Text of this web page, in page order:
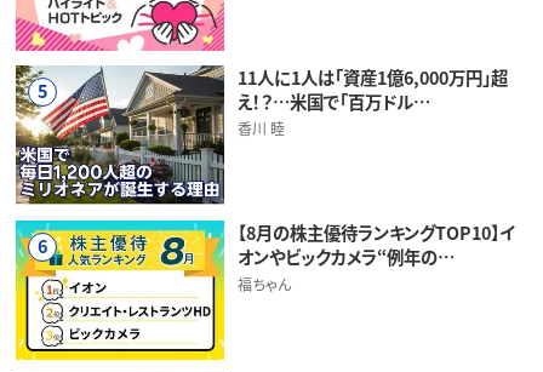
5
11人に1人は「資産1億6,000万円」超
え！？…米国で「百万ドル…
香川 睦
6
【8月の株主優待ランキングTOP10】イ
オンやビックカメラ“例年の…
福ちゃん